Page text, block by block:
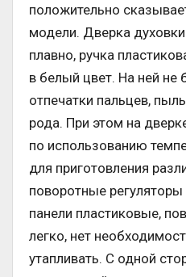
положительно
модели. Дверка
плавно, ручка
в белый цвет. На ней не
отпечатки пальцев,
рода. При этом на
по использованию
для приготовления
поворотные
панели пластиковые,
легко, нет
утапливать. С одной